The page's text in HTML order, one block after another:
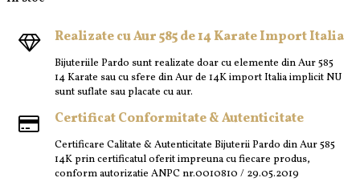
Realizate cu Aur 585 de 14 Karate Import Italia
Bijuteriile Pardo sunt realizate doar cu elemente din Aur 585
14 Karate sau cu sfere din Aur de 14K import Italia implicit NU
sunt suflate sau placate cu aur.
Certificat Conformitate & Autenticitate
Certificare Calitate & Autenticitate Bijuterii Pardo din Aur 585
14K prin certificatul oferit impreuna cu fiecare produs,
conform autorizatie ANPC nr.0010810 / 29.05.2019